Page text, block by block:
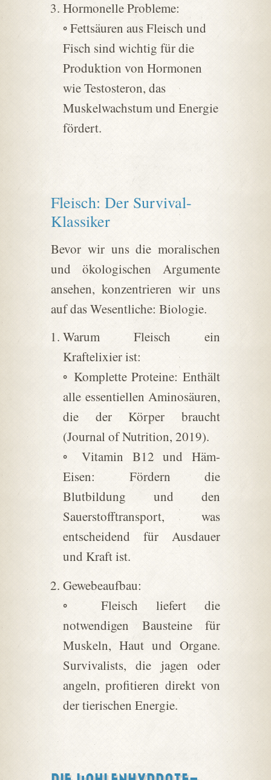
Hormonelle Probleme:
◦ Fettsäuren aus Fleisch und
Fisch sind wichtig für die
Produktion von Hormonen
wie Testosteron, das
Muskelwachstum und Energie
fördert.
Fleisch: Der Survival-
Klassiker
Bevor wir uns die moralischen
und ökologischen Argumente
ansehen, konzentrieren wir uns
auf das Wesentliche: Biologie.
Warum Fleisch ein
Kraftelixier ist:
◦ Komplette Proteine: Enthält
alle essentiellen Aminosäuren,
die der Körper braucht
(Journal of Nutrition, 2019).
◦ Vitamin B12 und Häm-
Eisen: Fördern die
Blutbildung und den
Sauerstofftransport, was
entscheidend für Ausdauer
und Kraft ist.
Gewebeaufbau:
◦ Fleisch liefert die
notwendigen Bausteine für
Muskeln, Haut und Organe.
Survivalists, die jagen oder
angeln, profitieren direkt von
der tierischen Energie.